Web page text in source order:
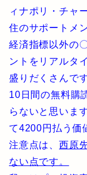
ィナポリ・チャ
住のサポートメ
経済指標以外の
ントをリアルタ
盛りだくさんです
10日間の無料購
らないと思いま
て4200円払う価
注意点は、 西原
ない点です。